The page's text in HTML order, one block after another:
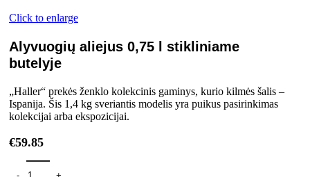
Click to enlarge
Alyvuogių aliejus 0,75 l stikliniame
butelyje
„Haller“ prekės ženklo kolekcinis gaminys, kurio kilmės šalis –
Ispanija. Šis 1,4 kg sveriantis modelis yra puikus pasirinkimas
kolekcijai arba ekspozicijai.
€59.85